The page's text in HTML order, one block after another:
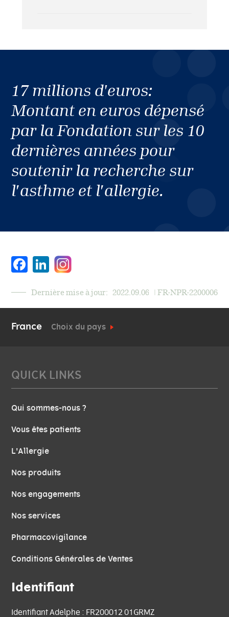
17 millions d'euros:
Montant en euros dépensé
par la Fondation sur les 10
dernières années pour
soutenir la recherche sur
l’asthme et l’allergie.
Facebook
LinkedIn
Dernière mise à jour: 2022.09.06 | FR-NPR-2200006
France Choix du pays
QUICK LINKS
Qui sommes-nous ?
Vous êtes patients
L'Allergie
Nos produits
Nos engagements
Nos services
Pharmacovigilance
Conditions Générales de Ventes
Identifiant
Identifiant Adelphe : FR200012 01GRMZ